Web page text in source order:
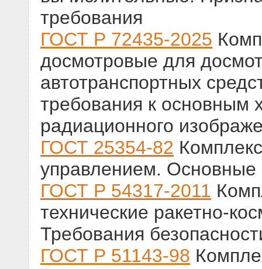
требования
ГОСТ Р 72435-2025
досмотровые для
автотранспортных
требования к основным
радиационного
ГОСТ 25354-82
управлением.
ГОСТ Р 54317-2011
технические ракетно-
Требования
ГОСТ Р 51143-98